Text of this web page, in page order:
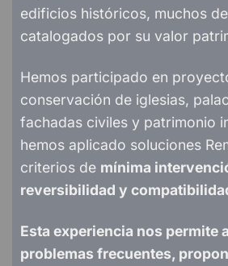
edificios históricos, muchos
catalogados por su valor
Hemos participado en
conservación de iglesias,
fachadas civiles y patrimonio
hemos aplicado soluciones
criterios de mínima
reversibilidad y
Esta experiencia nos permite
problemas frecuentes,